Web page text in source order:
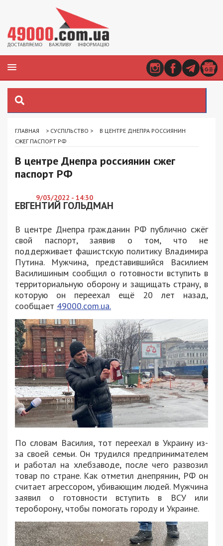
ГЛАВНАЯ > СУСПІЛЬСТВО >
В ЦЕНТРЕ ДНЕПРА РОССИЯНИН
СЖЕГ ПАСПОРТ РФ
В центре Днепра россиянин сжег
паспорт РФ
9/03/2022 - 14:30
ЕВГЕНТИЙ ГОЛЬДМАН
В центре Днепра гражданин РФ публично сжёг
свой паспорт, заявив о том, что не
поддерживает фашистскую политику Владимира
Путина. Мужчина, представившийся Василием
Василишиным сообщил о готовности вступить в
территориальную оборону и защищать страну, в
которую он переехал ещё 20 лет назад,
сообщает 49000.com.ua.
По словам Василия, тот переехал в Украину из-
за своей семьи. Он трудился предпринимателем
и работал на хлебзаводе, после чего развозил
товар по стране. Как отметил днепрянин, РФ он
считает агрессором, убивающим людей. Мужчина
заявил о готовности вступить в ВСУ или
тероборону, чтобы помогать городу и Украине.